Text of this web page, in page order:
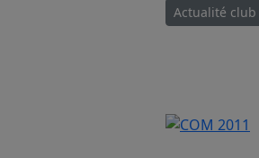
Actualité club